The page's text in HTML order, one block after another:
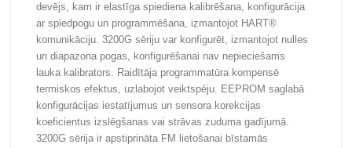
devējs, kam ir elastīga spiediena kalibrēšana, konfigurācija
ar spiedpogu un programmēšana, izmantojot HART®
komunikāciju. 3200G sēriju var konfigurēt, izmantojot nulles
un diapazona pogas, konfigurēšanai nav nepieciešams
lauka kalibrators. Raidītāja programmatūra kompensē
termiskos efektus, uzlabojot veiktspēju. EEPROM saglabā
konfigurācijas iestatījumus un sensora korekcijas
koeficientus izslēgšanas vai strāvas zuduma gadījumā.
3200G sērija ir apstiprināta FM lietošanai bīstamās